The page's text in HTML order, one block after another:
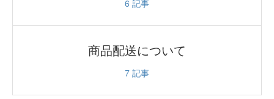
6 記事
商品配送について
7 記事